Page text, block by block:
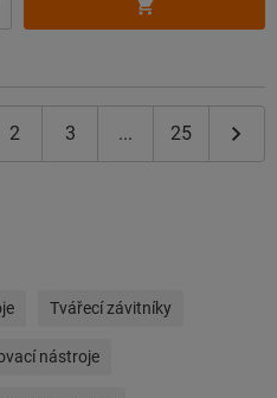
2 3 ... 25
Tvářecí závitníky
nástroje